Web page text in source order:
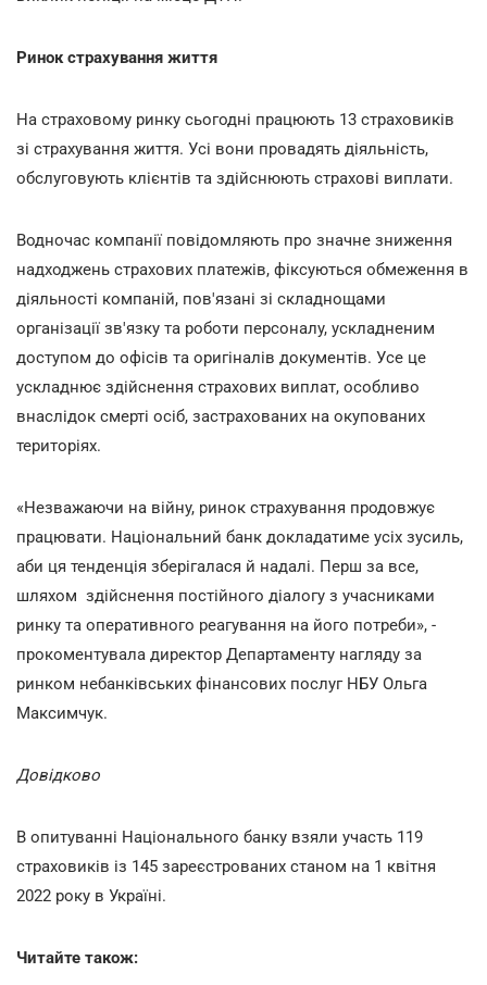
Ринок страхування життя
На страховому ринку сьогодні працюють 13 страховиків
зі страхування життя. Усі вони провадять діяльність,
обслуговують клієнтів та здійснюють страхові виплати.
Водночас компанії повідомляють про значне зниження
надходжень страхових платежів, фіксуються обмеження в
діяльності компаній, пов'язані зі складнощами
організації зв'язку та роботи персоналу, ускладненим
доступом до офісів та оригіналів документів. Усе це
ускладнює здійснення страхових виплат, особливо
внаслідок смерті осіб, застрахованих на окупованих
територіях.
«Незважаючи на війну, ринок страхування продовжує
працювати. Національний банк докладатиме усіх зусиль,
аби ця тенденція зберігалася й надалі. Перш за все,
шляхом здійснення постійного діалогу з учасниками
ринку та оперативного реагування на його потреби», -
прокоментувала директор Департаменту нагляду за
ринком небанківських фінансових послуг НБУ Ольга
Максимчук.
Довідково
В опитуванні Національного банку взяли участь 119
страховиків із 145 зареєстрованих станом на 1 квітня
2022 року в Україні.
Читайте також: